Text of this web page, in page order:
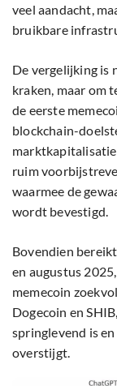
veel aandacht,
bruikbare
De vergelijking is
kraken, maar om
de eerste
blockchain-
ruim
waarmee de
wordt bevestigd.
Bovendien
en augustus
memecoin
Dogecoin en
springlevend is
overstijgt.